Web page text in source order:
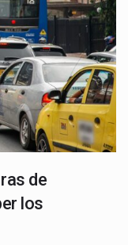
de
los